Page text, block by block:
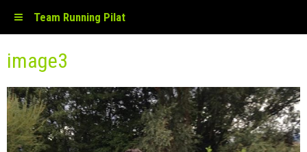
Team Running Pilat
image3